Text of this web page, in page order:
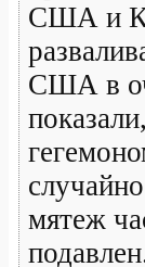
США и
США в
мятеж